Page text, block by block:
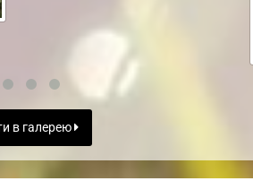
в галерею